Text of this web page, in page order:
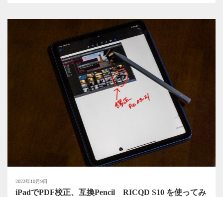
2022年10月9日
iPadでPDF校正、互換Pencil RICQD S10 を使ってみ